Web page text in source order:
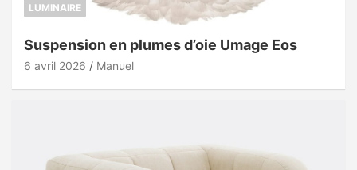
LUMINAIRE
Suspension en plumes d’oie Umage Eos
6 avril 2026 Manuel